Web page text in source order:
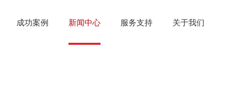
成功案例 新闻中心 服务支持 关于我们